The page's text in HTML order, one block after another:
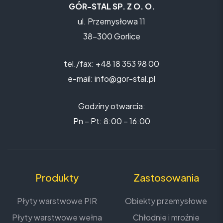
GÓR-STAL SP. Z O. O.
ul. Przemysłowa 11
38-300 Gorlice
tel./fax: +48 18 353 98 00
e-mail: info@gor-stal.pl
Godziny otwarcia:
Pn – Pt: 8:00 – 16:00
Produkty
Płyty warstwowe PIR
Płyty warstwowe wełna
Zastosowania
Obiekty przemysłowe
Chłodnie i mroźnie